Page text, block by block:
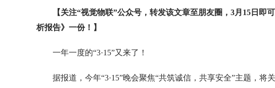
【关注“视觉物联”公众号，转发该文章至朋友圈，3月15日
析报告》一份！】
一年一度的“3·15”又来了！
据报道，今年“3·15”晚会聚焦“共筑诚信，共享安全”主题，